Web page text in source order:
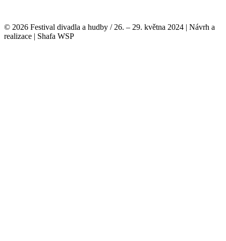
© 2026 Festival divadla a hudby / 26. – 29. května 2024 | Návrh a
realizace | Shafa WSP